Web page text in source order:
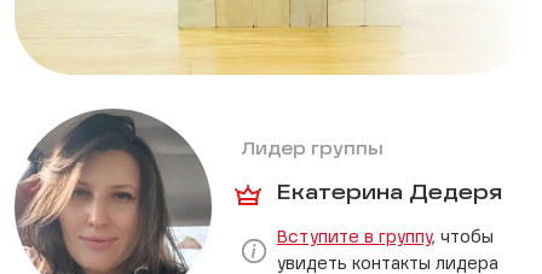
Лидер группы
Екатерина Дедеря
Вступите в группу, чтобы
увидеть контакты лидера